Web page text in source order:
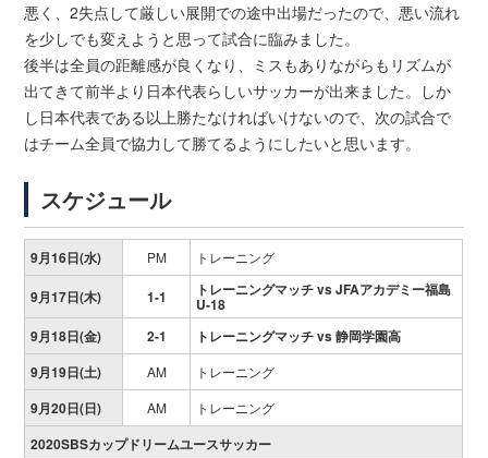
悪く、2失点して厳しい展開での途中出場だったので、悪い流れ
を少しでも変えようと思って試合に臨みました。
後半は全員の距離感が良くなり、ミスもありながらもリズムが
出てきて前半より日本代表らしいサッカーが出来ました。しか
し日本代表である以上勝たなければいけないので、次の試合で
はチーム全員で協力して勝てるようにしたいと思います。
スケジュール
9月16日(水) PM トレーニング
9月17日(木) 1-1 トレーニングマッチ vs JFAアカデミー福島
U-18
9月18日(金)
2-1
トレーニングマッチ vs 静岡学園高
9月19日(土)
AM トレーニング
9月20日(日) AM トレーニング
2020SBSカップドリームユースサッカー